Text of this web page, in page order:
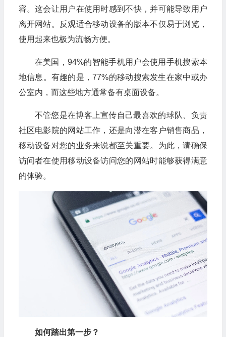
容。这会让用户在使用时感到不快，并可能导致用户
离开网站。反观适合移动设备的版本不仅易于浏览，
使用起来也极为流畅方便。
在美国，94%的智能手机用户会使用手机搜索本
地信息。有趣的是，77%的移动搜索发生在家中或办
公室内，而这些地方通常备有桌面设备。
不管您是在博客上宣传自己最喜欢的球队、负责
社区电影院的网站工作，还是向潜在客户销售商品，
移动设备对您的业务来说都至关重要。为此，请确保
访问者在使用移动设备访问您的网站时能够获得满意
的体验。
如何踏出第一步？